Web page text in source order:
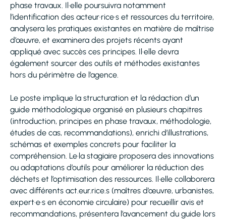
phase travaux. Il·elle poursuivra notamment
l’identification des acteur·rice·s et ressources du territoire,
analysera les pratiques existantes en matière de maîtrise
d’œuvre, et examinera des projets récents ayant
appliqué avec succès ces principes. Il·elle devra
également sourcer des outils et méthodes existantes
hors du périmètre de l’agence.
Le poste implique la structuration et la rédaction d’un
guide méthodologique organisé en plusieurs chapitres
(introduction, principes en phase travaux, méthodologie,
études de cas, recommandations), enrichi d’illustrations,
schémas et exemples concrets pour faciliter la
compréhension. Le·la stagiaire proposera des innovations
ou adaptations d’outils pour améliorer la réduction des
déchets et l’optimisation des ressources. Il·elle collaborera
avec différents act.eur.rice.s (maîtres d’œuvre, urbanistes,
expert·e·s en économie circulaire) pour recueillir avis et
recommandations, présentera l’avancement du guide lors